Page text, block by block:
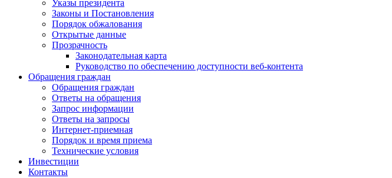
Указы президента
Законы и Постановления
Порядок обжалования
Открытые данные
Прозрачность
Законодательная карта
Руководство по обеспечению доступности веб-контента
Обращения граждан
Обращения граждан
Ответы на обращения
Запрос информации
Ответы на запросы
Интернет-приемная
Порядок и время приема
Технические условия
Инвестиции
Контакты